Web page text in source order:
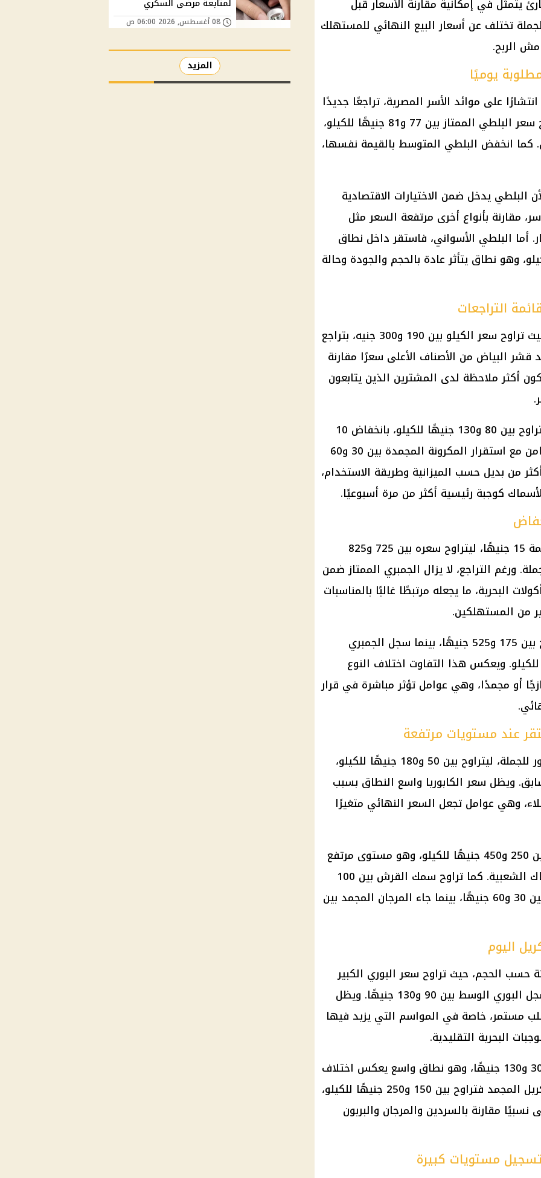
يتمثل في إمكانية مقارنة الأسعار قبل
تختلف عن أسعار البيع النهائي للمستهلك
الربح.
يوميًا
على موائد الأسر المصرية، تراجعًا جديدًا
في سوق العبور للجملة، حيث تراوح سعر البلطي الممتاز بين 77 و81 جنيهًا للكيلو،
انخفض البلطي المتوسط بالقيمة نفسها،
يدخل ضمن الاختيارات الاقتصادية
مقارنة بأنواع أخرى مرتفعة السعر مثل
أما البلطي الأسواني، فاستقر داخل نطاق
و80 جنيهًا للكيلو، وهو نطاق يتأثر عادة بالحجم والجودة وحالة
التراجعات
امتد الانخفاض إلى قشر البياض، حيث تراوح سعر الكيلو بين 190 و300 جنيه، بتراجع
قشر البياض من الأصناف الأعلى سعرًا مقارنة
أكثر ملاحظة لدى المشترين الذين يتابعون
كما تراجع سعر مكرونة سويسي ليتراوح بين 80 و130 جنيهًا للكيلو، بانخفاض 10
جنيهات. ويأتي هذا الانخفاض بالتزامن مع استقرار المكرونة المجمدة بين 30 و60
من بديل حسب الميزانية وطريقة الاستخدام،
كوجبة رئيسية أكثر من مرة أسبوعيًا.
شهد الجمبري الممتاز انخفاضًا بقيمة 15 جنيهًا، ليتراوح سعره بين 725 و825
ورغم التراجع، لا يزال الجمبري الممتاز ضمن
البحرية، ما يجعله مرتبطًا غالبًا بالمناسبات
من المستهلكين.
أما الجمبري الوسط المجمد فتراوح بين 175 و525 جنيهًا، بينما سجل الجمبري
بين 200 و400 جنيه للكيلو. ويعكس هذا التفاوت اختلاف النوع
أو مجمدًا، وهي عوامل تؤثر مباشرة في قرار
عند مستويات مرتفعة
تراجع سعر الكابوريا في سوق العبور للجملة، ليتراوح بين 50 و180 جنيهًا للكيلو،
السابق. ويظل سعر الكابوريا واسع النطاق بسبب
وهي عوامل تجعل السعر النهائي متغيرًا
في المقابل، سجل السبيط سعرًا بين 250 و450 جنيهًا للكيلو، وهو مستوى مرتفع
نسبيًا مقارنة بمعظم أصناف الأسماك الشعبية. كما تراوح سمك القرش بين 100
و150 جنيهًا، وسجل سمك حدادي بين 30 و60 جنيهًا، بينما جاء المرجان المجمد بين
اليوم
حسب الحجم، حيث تراوح سعر البوري الكبير
بين 140 و200 جنيه للكيلو، بينما سجل البوري الوسط بين 90 و130 جنيهًا. ويظل
مستمر، خاصة في المواسم التي يزيد فيها
البحرية التقليدية.
وسجل السردين المجمد سعرًا بين 30 و130 جنيهًا، وهو نطاق واسع يعكس اختلاف
المنشأ والجودة والتعبئة. أما الماكريل المجمد فتراوح بين 150 و250 جنيهًا للكيلو،
مقارنة بالسردين والمرجان والبربون
مستويات كبيرة
لمتابعة مرضى السكري
08 أغسطس, 2026 06:00 ص
المزيد